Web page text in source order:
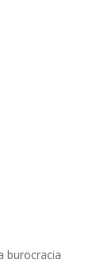
burocracia